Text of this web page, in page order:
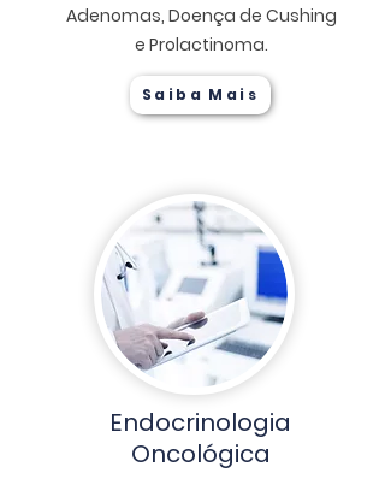
Adenomas, Doença de Cushing
e Prolactinoma.
Saiba Mais
Endocrinologia
Oncológica